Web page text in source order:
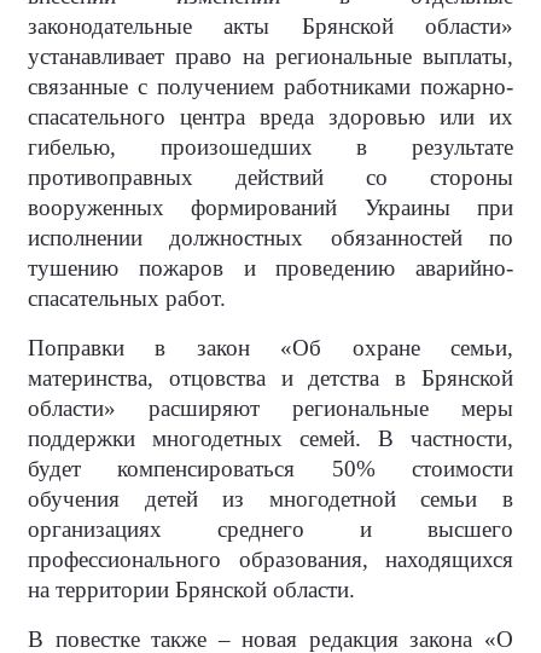
законодательные акты Брянской области»
устанавливает право на региональные выплаты,
связанные с получением работниками пожарно-
спасательного центра вреда здоровью или их
гибелью, произошедших в результате
противоправных действий со стороны
вооруженных формирований Украины при
исполнении должностных обязанностей по
тушению пожаров и проведению аварийно-
спасательных работ.
Поправки в закон «Об охране семьи,
материнства, отцовства и детства в Брянской
области» расширяют региональные меры
поддержки многодетных семей. В частности,
будет компенсироваться 50% стоимости
обучения детей из многодетной семьи в
организациях среднего и высшего
профессионального образования, находящихся
на территории Брянской области.
В повестке также – новая редакция закона «О